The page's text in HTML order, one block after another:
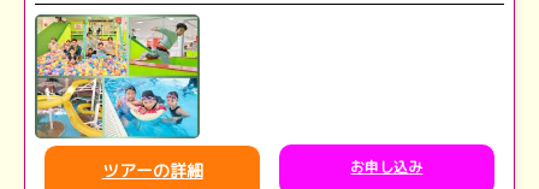
ツアーの詳細 お申し込み